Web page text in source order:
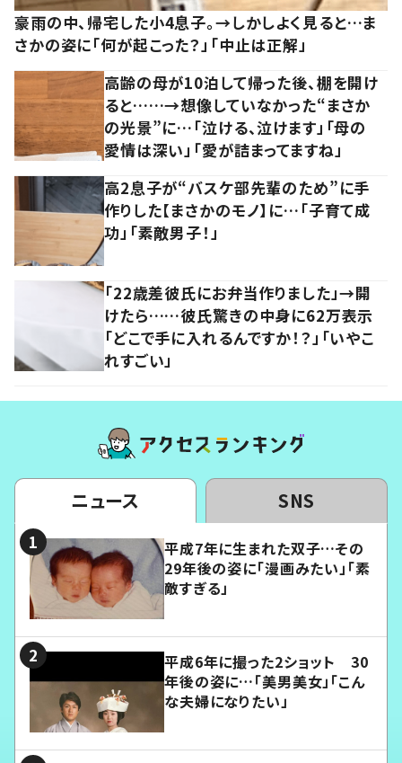
豪雨の中、帰宅した小4息子。→しかしよく見ると…ま
さかの姿に「何が起こった？」「中止は正解」
高齢の母が10泊して帰った後、棚を開け
ると……→想像していなかった“まさか
の光景”に…「泣ける、泣けます」「母の
愛情は深い」「愛が詰まってますね」
高2息子が“バスケ部先輩のため”に手
作りした【まさかのモノ】に…「子育て成
功」「素敵男子！」
「22歳差彼氏にお弁当作りました」→開
けたら……彼氏驚きの中身に62万表示
「どこで手に入れるんですか！？」「いやこ
れすごい」
ニュース SNS
平成7年に生まれた双子…その
29年後の姿に「漫画みたい」「素
敵すぎる」
平成6年に撮った2ショット 30
年後の姿に…「美男美女」「こん
な夫婦になりたい」